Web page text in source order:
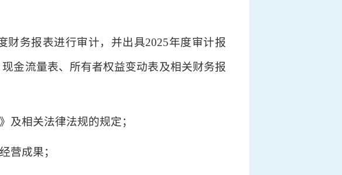
财务报表进行审计，并出具2025年度审计报
金流量表、所有者权益变动表及相关财务报
及相关法律法规的规定；
营成果；